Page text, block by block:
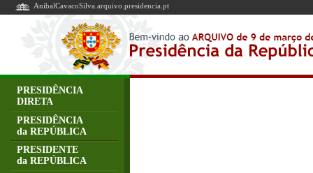
AnibalCavacoSilva.arquivo.presidencia.pt
PRESIDÊNCIA
DIRETA
PRESIDÊNCIA
da REPÚBLICA
PRESIDENTE
da REPÚBLICA